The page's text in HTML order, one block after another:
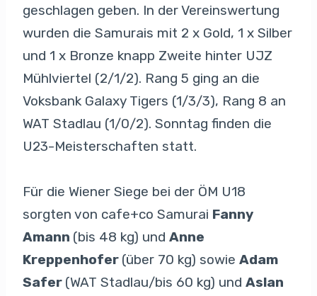
geschlagen geben. In der Vereinswertung
wurden die Samurais mit 2 x Gold, 1 x Silber
und 1 x Bronze knapp Zweite hinter UJZ
Mühlviertel (2/1/2). Rang 5 ging an die
Voksbank Galaxy Tigers (1/3/3), Rang 8 an
WAT Stadlau (1/0/2). Sonntag finden die
U23-Meisterschaften statt.
Für die Wiener Siege bei der ÖM U18
sorgten von cafe+co Samurai Fanny
Amann (bis 48 kg) und Anne
Kreppenhofer (über 70 kg) sowie Adam
Safer (WAT Stadlau/bis 60 kg) und Aslan